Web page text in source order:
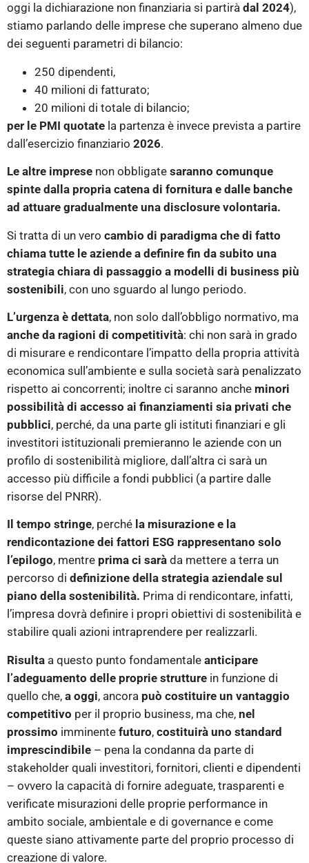
oggi la dichiarazione non finanziaria si partirà dal 2024),
stiamo parlando delle imprese che superano almeno due
dei seguenti parametri di bilancio:
250 dipendenti,
40 milioni di fatturato;
20 milioni di totale di bilancio;
per le PMI quotate la partenza è invece prevista a partire
dall’esercizio finanziario 2026.
Le altre imprese non obbligate saranno comunque
spinte dalla propria catena di fornitura e dalle banche
ad attuare gradualmente una disclosure volontaria.
Si tratta di un vero cambio di paradigma che di fatto
chiama tutte le aziende a definire fin da subito una
strategia chiara di passaggio a modelli di business più
sostenibili, con uno sguardo al lungo periodo.
L’urgenza è dettata, non solo dall’obbligo normativo, ma
anche da ragioni di competitività: chi non sarà in grado
di misurare e rendicontare l’impatto della propria attività
economica sull’ambiente e sulla società sarà penalizzato
rispetto ai concorrenti; inoltre ci saranno anche minori
possibilità di accesso ai finanziamenti sia privati che
pubblici, perché, da una parte gli istituti finanziari e gli
investitori istituzionali premieranno le aziende con un
profilo di sostenibilità migliore, dall’altra ci sarà un
accesso più difficile a fondi pubblici (a partire dalle
risorse del PNRR).
Il tempo stringe, perché la misurazione e la
rendicontazione dei fattori ESG rappresentano solo
l’epilogo, mentre prima ci sarà da mettere a terra un
percorso di definizione della strategia aziendale sul
piano della sostenibilità. Prima di rendicontare, infatti,
l’impresa dovrà definire i propri obiettivi di sostenibilità e
stabilire quali azioni intraprendere per realizzarli.
Risulta a questo punto fondamentale anticipare
l’adeguamento delle proprie strutture in funzione di
quello che, a oggi, ancora può costituire un vantaggio
competitivo per il proprio business, ma che, nel
prossimo imminente futuro, costituirà uno standard
imprescindibile – pena la condanna da parte di
stakeholder quali investitori, fornitori, clienti e dipendenti
– ovvero la capacità di fornire adeguate, trasparenti e
verificate misurazioni delle proprie performance in
ambito sociale, ambientale e di governance e come
queste siano attivamente parte del proprio processo di
creazione di valore.